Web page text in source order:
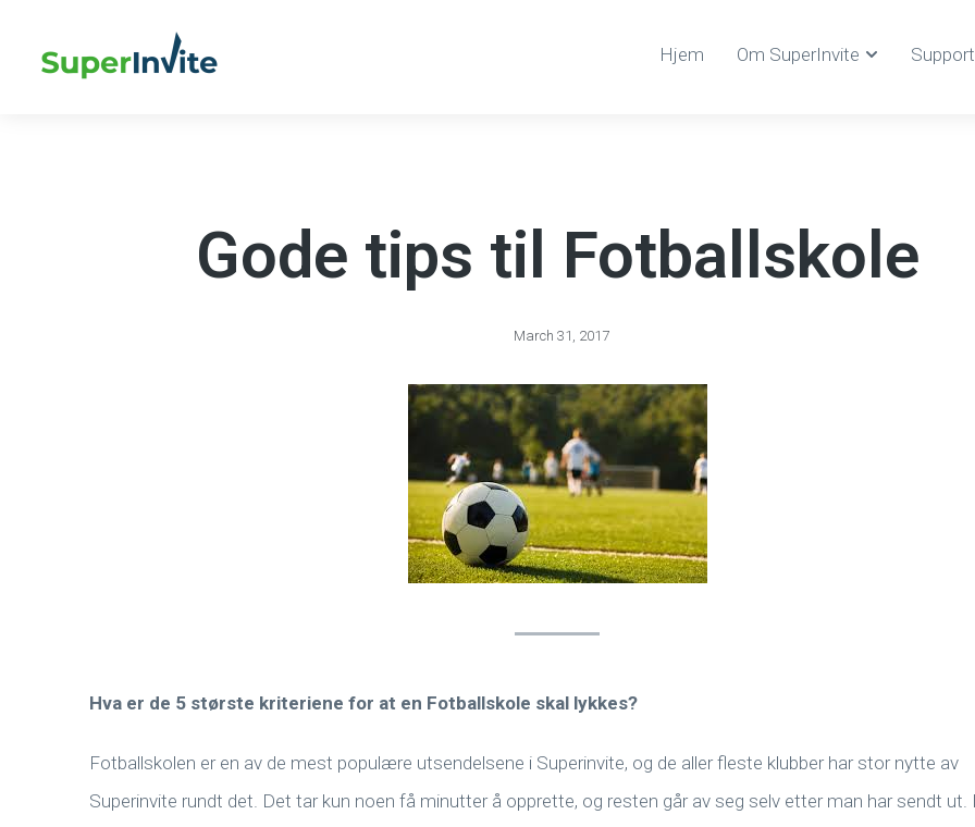
Hjem Om SuperInvite Support
Gode tips til Fotballskole
March 31, 2017
Hva er de 5 største kriteriene for at en Fotballskole skal lykkes?
Fotballskolen er en av de mest populære utsendelsene i Superinvite, og de aller fleste klubber har stor nytte av
Superinvite rundt det. Det tar kun noen få minutter å opprette, og resten går av seg selv etter man har sendt ut.